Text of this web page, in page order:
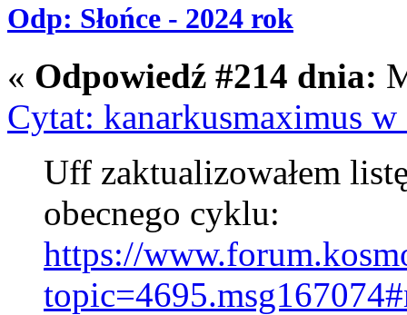
Odp: Słońce - 2024 rok
« Odpowiedź #214 dnia:
Cytat: kanarkusmaximus
Uff zaktualizowałem
obecnego cyklu:
https://